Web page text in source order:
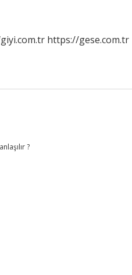
https://gese.com.tr
?